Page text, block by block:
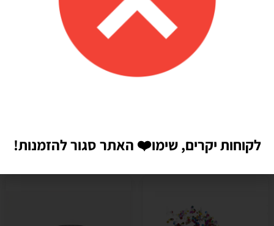
מוצרים קשוריםלקוחות יקרים, שימו❤️ האתר סגור להזמנות!